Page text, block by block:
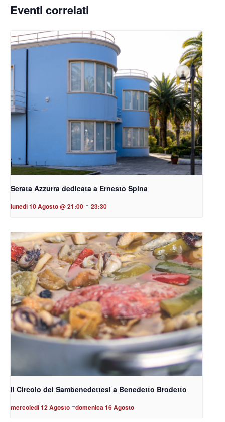
Eventi correlati
Serata Azzurra dedicata a Ernesto Spina
lunedì 10 Agosto @ 21:00 - 23:30
Il Circolo dei Sambenedettesi a Benedetto Brodetto
mercoledì 12 Agosto -domenica 16 Agosto